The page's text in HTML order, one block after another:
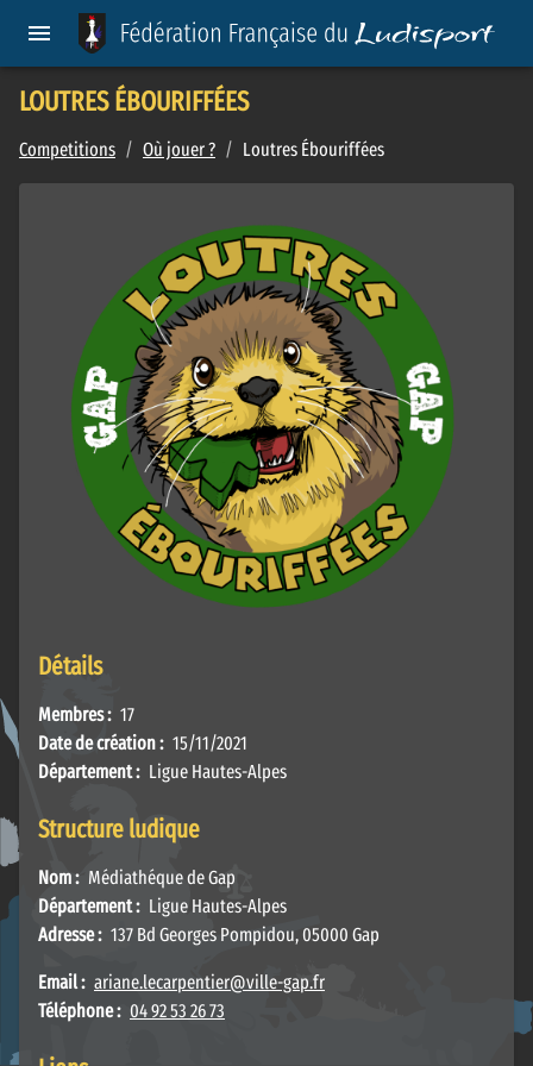
LOUTRES ÉBOURIFFÉES
Competitions / Où jouer ? / Loutres Ébouriffées
Détails
Membres : 17
Date de création : 15/11/2021
Département : Ligue Hautes-Alpes
Structure ludique
Nom : Médiathéque de Gap
Département : Ligue Hautes-Alpes
Adresse : 137 Bd Georges Pompidou, 05000 Gap
Email : ariane.lecarpentier@ville-gap.fr
Téléphone : 04 92 53 26 73